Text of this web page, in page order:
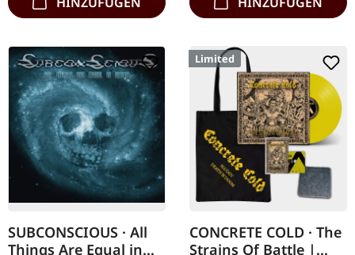
SUBCONSCIOUS · All
Things Are Equal in
Limited
CONCRETE COLD · The
Strains Of Battle |